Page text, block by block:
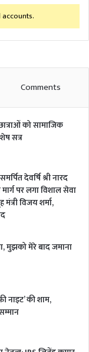
Comments
को सामाजिक
सत्र
देवर्षि श्री नारद
पर लगा विशाल सेवा
विजय शर्मा,
मुझको मेरे बाद जमाना
नाइट’ की शाम,